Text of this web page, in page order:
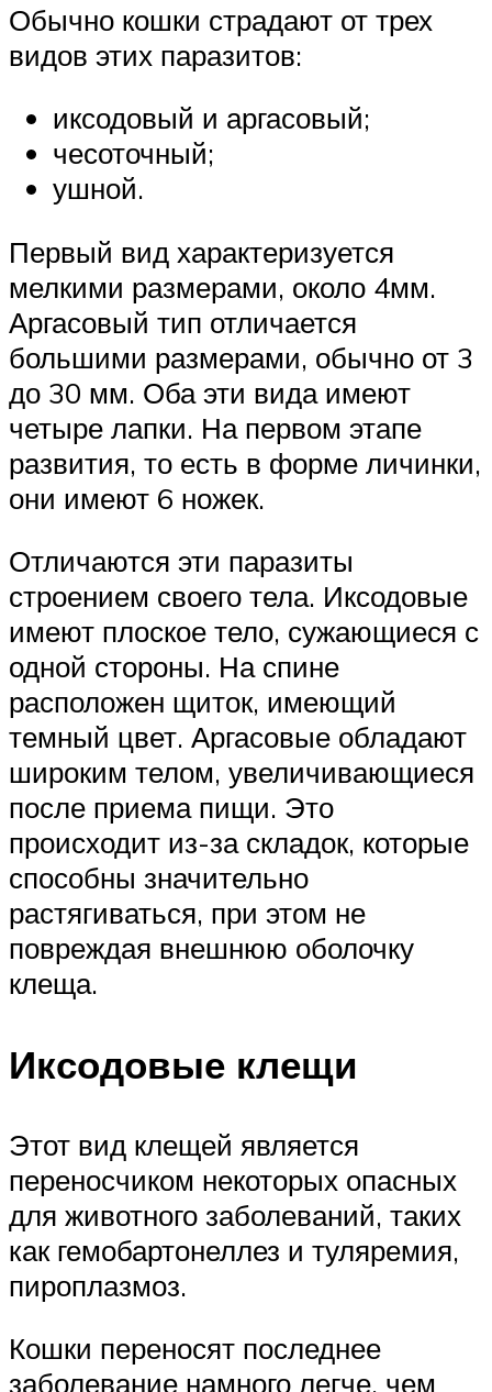
Обычно кошки страдают от трех
видов этих паразитов:
иксодовый и аргасовый;
чесоточный;
ушной.
Первый вид характеризуется
мелкими размерами, около 4мм.
Аргасовый тип отличается
большими размерами, обычно от 3
до 30 мм. Оба эти вида имеют
четыре лапки. На первом этапе
развития, то есть в форме личинки,
они имеют 6 ножек.
Отличаются эти паразиты
строением своего тела. Иксодовые
имеют плоское тело, сужающиеся с
одной стороны. На спине
расположен щиток, имеющий
темный цвет. Аргасовые обладают
широким телом, увеличивающиеся
после приема пищи. Это
происходит из-за складок, которые
способны значительно
растягиваться, при этом не
повреждая внешнюю оболочку
клеща.
Иксодовые клещи
Этот вид клещей является
переносчиком некоторых опасных
для животного заболеваний, таких
как гемобартонеллез и туляремия,
пироплазмоз.
Кошки переносят последнее
заболевание намного легче, чем